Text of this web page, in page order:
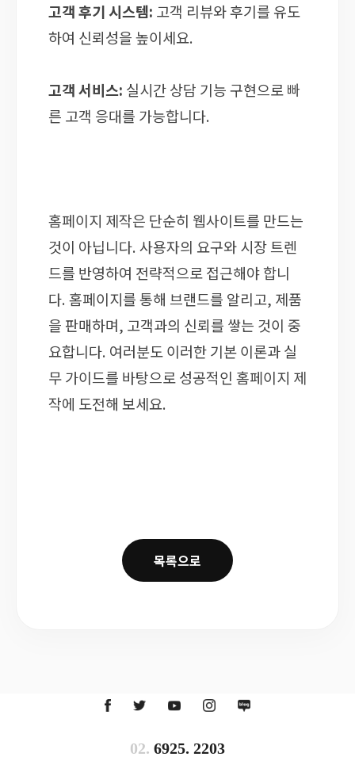
고객 후기 시스템: 고객 리뷰와 후기를 유도
하여 신뢰성을 높이세요.
고객 서비스: 실시간 상담 기능 구현으로 빠
른 고객 응대를 가능합니다.
홈페이지 제작은 단순히 웹사이트를 만드는
것이 아닙니다. 사용자의 요구와 시장 트렌
드를 반영하여 전략적으로 접근해야 합니
다. 홈페이지를 통해 브랜드를 알리고, 제품
을 판매하며, 고객과의 신뢰를 쌓는 것이 중
요합니다. 여러분도 이러한 기본 이론과 실
무 가이드를 바탕으로 성공적인 홈페이지 제
작에 도전해 보세요.
목록으로
02. 6925. 2203